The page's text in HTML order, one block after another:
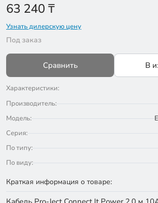
63 240₸
Узнать дилерскую цену
Под заказ
Сравнить В
Характеристики:
Производитель:
Модель:
Серия:
По типу:
По виду:
Краткая информация о товаре: